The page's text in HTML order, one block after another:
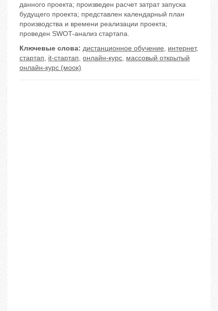
данного проекта; произведен расчет затрат запуска
будущего проекта; представлен календарный план
производства и времени реализации проекта;
проведен SWOT-анализ стартапа.
Ключевые слова: дистанционное обучение, интернет,
стартап, it-стартап, онлайн-курс, массовый открытый
онлайн-курс (моок)